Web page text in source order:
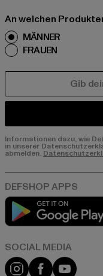
An welchen
MÄNNER
FRAUEN
Informationen dazu, wie
in unserer
abmelden.
Instagram
Facebook